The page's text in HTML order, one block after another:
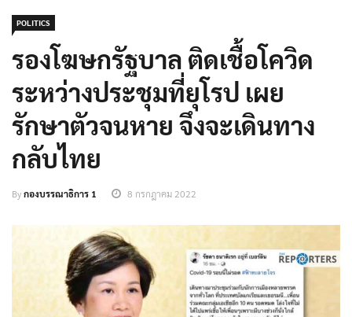
POLITICS
รองโฆษกรัฐบาล ติดเชื้อโควิด
ระหว่างประชุมที่ยุโรป เผย
รักษาตัวจนหาย จึงจะเดินทาง
กลับไทย
Byกองบรรณาธิการ 1 8 กรกฎาคม 2022